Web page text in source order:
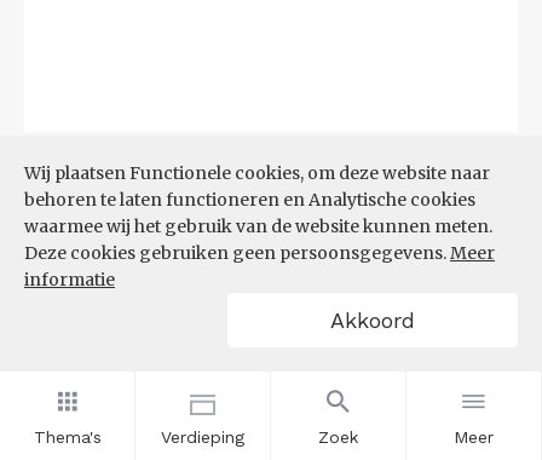
Thema's Verdieping Zoek Meer
Wij plaatsen Functionele cookies, om deze website naar
behoren te laten functioneren en Analytische cookies
waarmee wij het gebruik van de website kunnen meten.
Deze cookies gebruiken geen persoonsgegevens.Meer
informatie
Akkoord
TOP 10 REGIO'S MET KLEINSTE
AANDEEL TEKORT AAN
ARBEIDSKRACHTEN
Filters